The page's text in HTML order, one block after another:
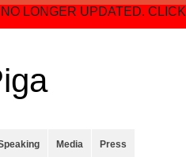
LONGER UPDATED. CLICK
Media Press